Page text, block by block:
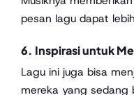
pesan lagu dapat
6. Inspirasi untuk
Lagu ini juga bisa
mereka yang sedang